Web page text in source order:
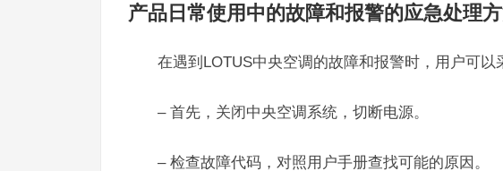
产品日常使用中的故障和报警的应急处理
在遇到LOTUS中央空调的故障和报警时，用户可以
– 首先，关闭中央空调系统，切断电源。
– 检查故障代码，对照用户手册查找可能的原因。